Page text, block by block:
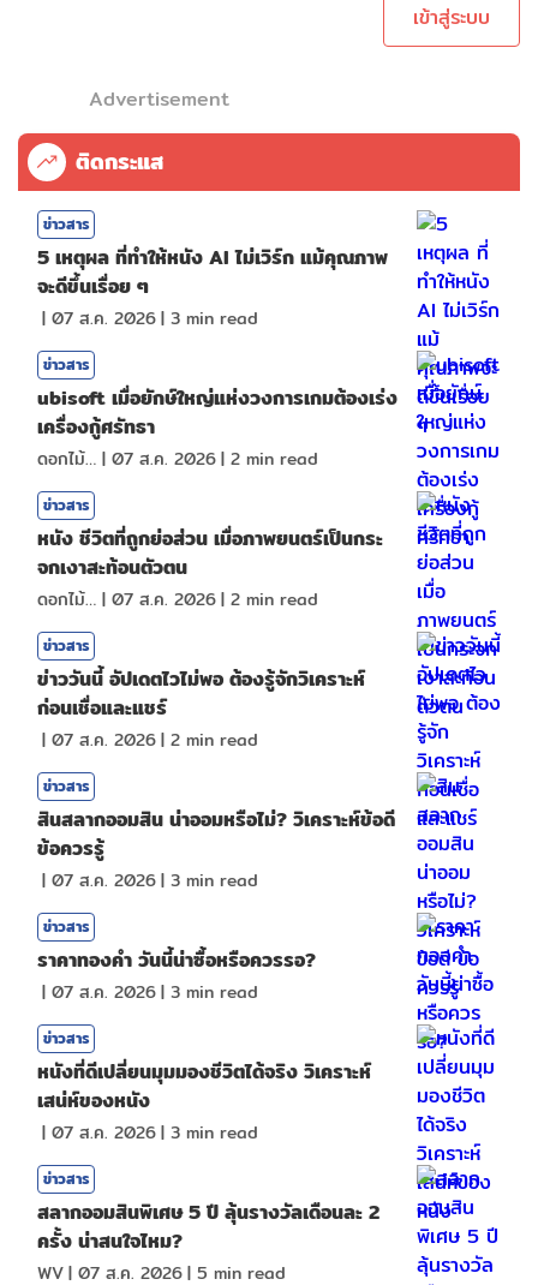
เข้าสู่ระบบ
Advertisement
ติดกระแส
ข่าวสาร
5 เหตุผล ที่ทำให้หนัง AI ไม่เวิร์ก แม้คุณภาพ
จะดีขึ้นเรื่อย ๆ
| 07 ส.ค. 2026| 3 min read
ข่าวสาร
ubisoft เมื่อยักษ์ใหญ่แห่งวงการเกมต้องเร่ง
เครื่องกู้ศรัทธา
ดอกไม้กับสายน้ำ | 07 ส.ค. 2026| 2 min read
ข่าวสาร
หนัง ชีวิตที่ถูกย่อส่วน เมื่อภาพยนตร์เป็นกระ
จกเงาสะท้อนตัวตน
ดอกไม้กับสายน้ำ | 07 ส.ค. 2026| 2 min read
ข่าวสาร
ข่าววันนี้ อัปเดตไวไม่พอ ต้องรู้จักวิเคราะห์
ก่อนเชื่อและแชร์
| 07 ส.ค. 2026| 2 min read
ข่าวสาร
สินสลากออมสิน น่าออมหรือไม่? วิเคราะห์ข้อดี
ข้อควรรู้
| 07 ส.ค. 2026| 3 min read
ข่าวสาร
ราคาทองคํา วันนี้น่าซื้อหรือควรรอ?
| 07 ส.ค. 2026| 3 min read
ข่าวสาร
หนังที่ดีเปลี่ยนมุมมองชีวิตได้จริง วิเคราะห์
เสน่ห์ของหนัง
| 07 ส.ค. 2026| 3 min read
ข่าวสาร
สลากออมสินพิเศษ 5 ปี ลุ้นรางวัลเดือนละ 2
ครั้ง น่าสนใจไหม?
WV| 07 ส.ค. 2026| 5 min read